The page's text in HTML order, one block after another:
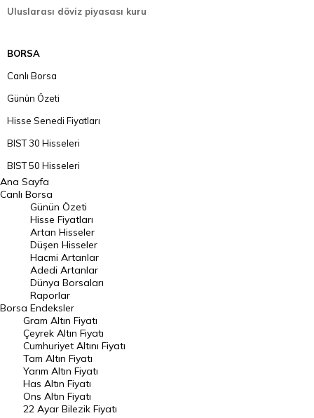
Uluslarası döviz piyasası kuru
BORSA
Canlı Borsa
Günün Özeti
Hisse Senedi Fiyatları
BIST 30 Hisseleri
BIST 50 Hisseleri
BIST 100 Hisseleri
En Çok Artan Hisseler
En Çok Düşen Hisseler
Hacmi Artanlar
Geçmiş Kapanışlar
Dünya Borsaları
Raporlar
Endeksler
DÖVİZ
Döviz Kuru
Ana Sayfa
Canlı Borsa
Borsa
Günün Özeti
Hisse Fiyatları
Artan Hisseler
Düşen Hisseler
Hacmi Artanlar
Adedi Artanlar
Dünya Borsaları
Raporlar
Endeksler
Gram Altın Fiyatı
Çeyrek Altın Fiyatı
Cumhuriyet Altını Fiyatı
Tam Altın Fiyatı
Yarım Altın Fiyatı
Has Altın Fiyatı
Ons Altın Fiyatı
22 Ayar Bilezik Fiyatı